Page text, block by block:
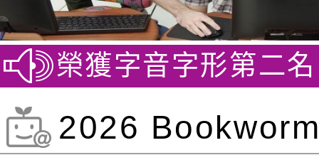
獲字音字形第二名 賀
2026